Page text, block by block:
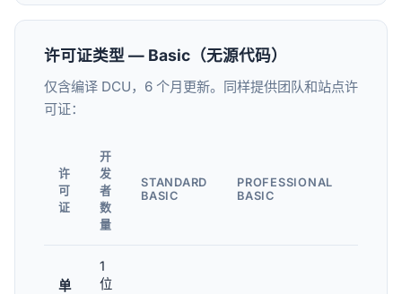
许可证类型 — Basic（无源代码）
仅含编译 DCU，6 个月更新。同样提供团队和站点许
可证：
许
可
证
开
发
者
数
量
STANDARD
BASIC
PROFESSIONAL
BASIC
单
1
位